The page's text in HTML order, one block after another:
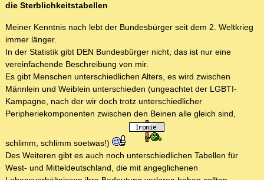
die Sterblichkeitstabellen
Meiner Kenntnis nach lebt der Bundesbürger seit dem 2. Weltkrieg
immer länger.
In der Statistik gibt DEN Bundesbürger nicht, das ist nur eine
vereinfachende Beschreibung von mir.
Es gibt Menschen unterschiedlichen Alters, es wird zwischen
Männlein und Weiblein unterschieden (ungeachtet der LGBTI-
Kampagne, nach der wir doch trotz unterschiedlicher
Peripheriekomponenten zwischen den Beinen alle gleich sind,
schlimm, schlimm soetwas!)
Des Weiteren gibt es auch noch unterschiedlichen Tabellen für
West- und Mitteldeutschland, die mit angeglichenen